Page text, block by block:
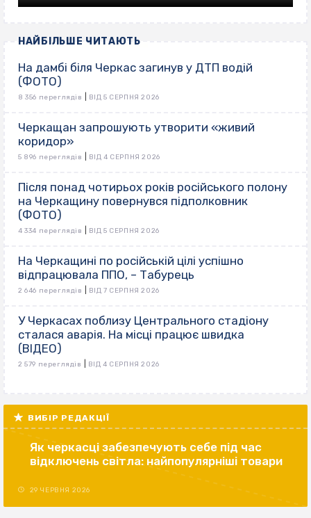
НАЙБІЛЬШЕ ЧИТАЮТЬ
На дамбі біля Черкас загинув у ДТП водій
(ФОТО)
8 356 переглядів ВІД 5 СЕРПНЯ 2026
Черкащан запрошують утворити «живий
коридор»
5 896 переглядів ВІД 4 СЕРПНЯ 2026
Після понад чотирьох років російського полону
на Черкащину повернувся підполковник
(ФОТО)
4 334 переглядів ВІД 5 СЕРПНЯ 2026
На Черкащині по російській цілі успішно
відпрацювала ППО, – Табурець
2 646 переглядів ВІД 7 СЕРПНЯ 2026
У Черкасах поблизу Центрального стадіону
сталася аварія. На місці працює швидка
(ВІДЕО)
2 579 переглядів ВІД 4 СЕРПНЯ 2026
ВИБІР РЕДАКЦІЇ
Як черкасці забезпечують себе під час
відключень світла: найпопулярніші товари
29 ЧЕРВНЯ 2026